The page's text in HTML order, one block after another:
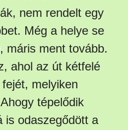
nem rendelt egy
Még a helye se
máris ment tovább.
ahol az út kétfelé
melyiken
tépelődik
is odaszegődött a